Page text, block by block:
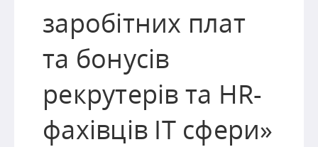
заробітних плат
та бонусів
рекрутерів та HR-
фахівців IT сфери»